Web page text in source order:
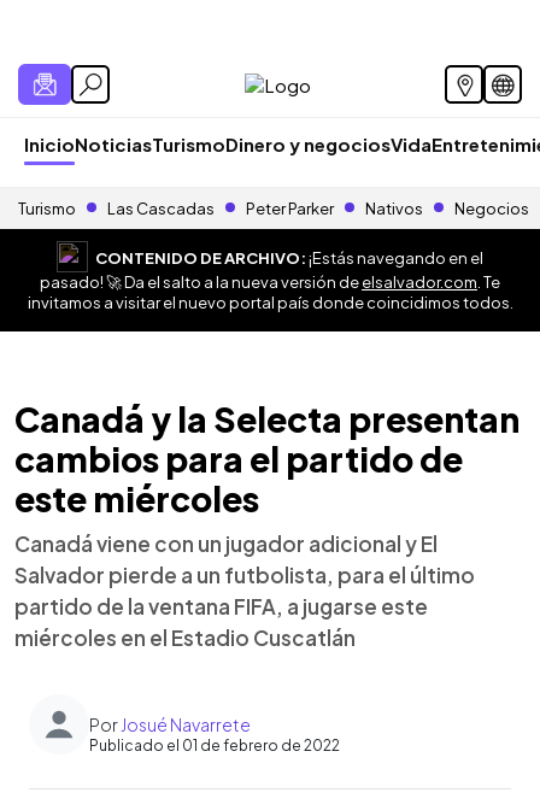
InicioNoticiasTurismoDinero y negociosVida
Turismo Las Cascadas Peter Parker Nativos Negocios
CONTENIDO DE ARCHIVO:¡Estás navegando en el
pasado! 🚀 Da el salto a la nueva versión deelsalvador.com . Te
invitamos a visitar el nuevo portal país donde coincidimos todos.
Canadá y la Selecta presentan
cambios para el partido de
este miércoles
Canadá viene con un jugador adicional y El
Salvador pierde a un futbolista, para el último
partido de la ventana FIFA, a jugarse este
miércoles en el Estadio Cuscatlán
Por Josué Navarrete
Publicado el 01 de febrero de 2022